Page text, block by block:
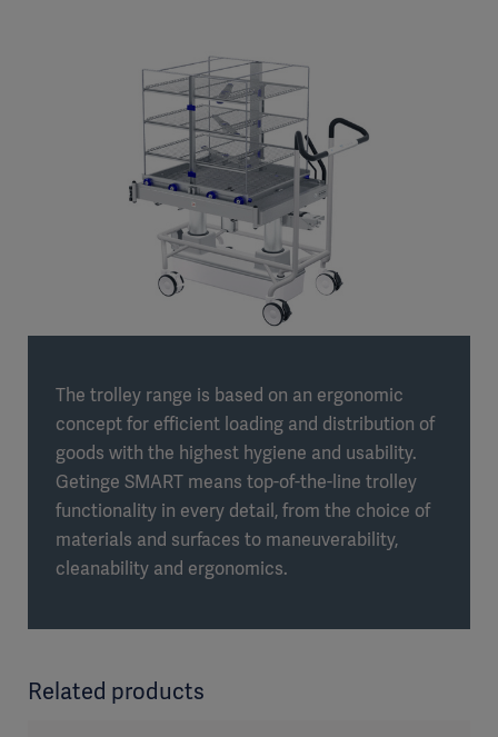
The trolley range is based on an ergonomic
concept for efficient loading and distribution of
goods with the highest hygiene and usability.
Getinge SMART means top-of-the-line trolley
functionality in every detail, from the choice of
materials and surfaces to maneuverability,
cleanability and ergonomics.
Related products